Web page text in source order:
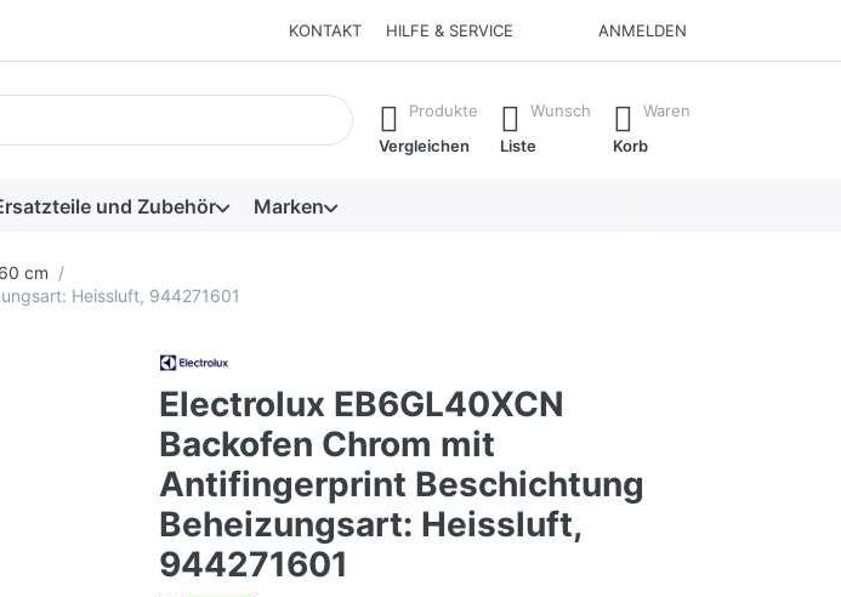
KONTAKT HILFE & SERVICE ANMELDEN
Sie tippen, erscheinen automatisch erste Ergebnisse. Drücken Sie die Eingabetaste, um alle
Produkte
Vergleichen
Wunsch
Liste
Waren
Korb
und Zubehör Marken
cm
Heissluft, 944271601
Electrolux EB6GL40XCN
Backofen Chrom mit
Antifingerprint Beschichtung
Beheizungsart: Heissluft,
944271601